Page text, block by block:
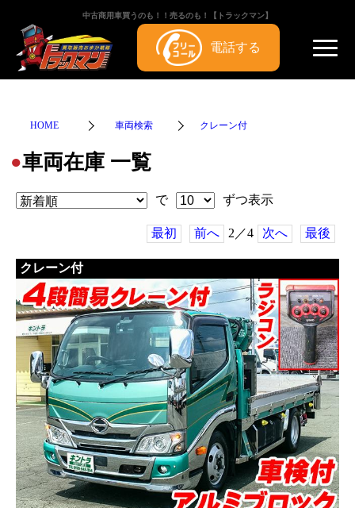
中古商用車買うのも！！売るのも！【トラックマン】
電話する
HOME 車両検索 クレーン付
●車両在庫 一覧
で ずつ表示
最初 前へ 2／4 次へ 最後
クレーン付